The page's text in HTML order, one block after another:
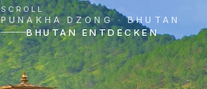
SCROLL
PUNAKHA DZONG · BHUTAN
BHUTAN ENTDECKEN